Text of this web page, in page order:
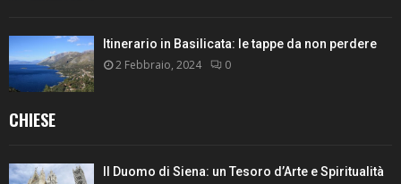
Itinerario in Basilicata: le tappe da non perdere
2 Febbraio, 2024 0
CHIESE
Il Duomo di Siena: un Tesoro d’Arte e Spiritualità